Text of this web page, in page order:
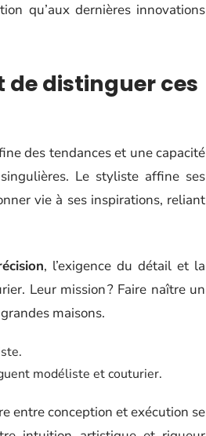
qu’aux dernières innovations
distinguer ces
des tendances et une capacité
Le styliste affine ses
vie à ses inspirations, reliant
, l’exigence du détail et la
Leur mission ? Faire naître un
maisons.
modéliste et couturier.
entre conception et exécution se